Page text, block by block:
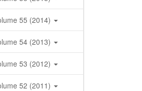
55 (2014)
54 (2013)
53 (2012)
52 (2011)